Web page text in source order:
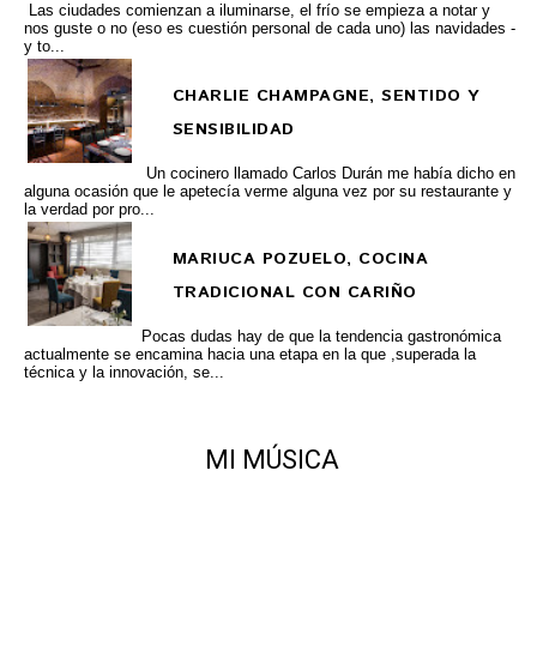
Las ciudades comienzan a iluminarse, el frío se empieza a notar y
nos guste o no (eso es cuestión personal de cada uno) las navidades -
y to...
CHARLIE CHAMPAGNE, SENTIDO Y
SENSIBILIDAD
Un cocinero llamado Carlos Durán me había dicho en
alguna ocasión que le apetecía verme alguna vez por su restaurante y
la verdad por pro...
MARIUCA POZUELO, COCINA
TRADICIONAL CON CARIÑO
Pocas dudas hay de que la tendencia gastronómica
actualmente se encamina hacia una etapa en la que ,superada la
técnica y la innovación, se...
MI MÚSICA